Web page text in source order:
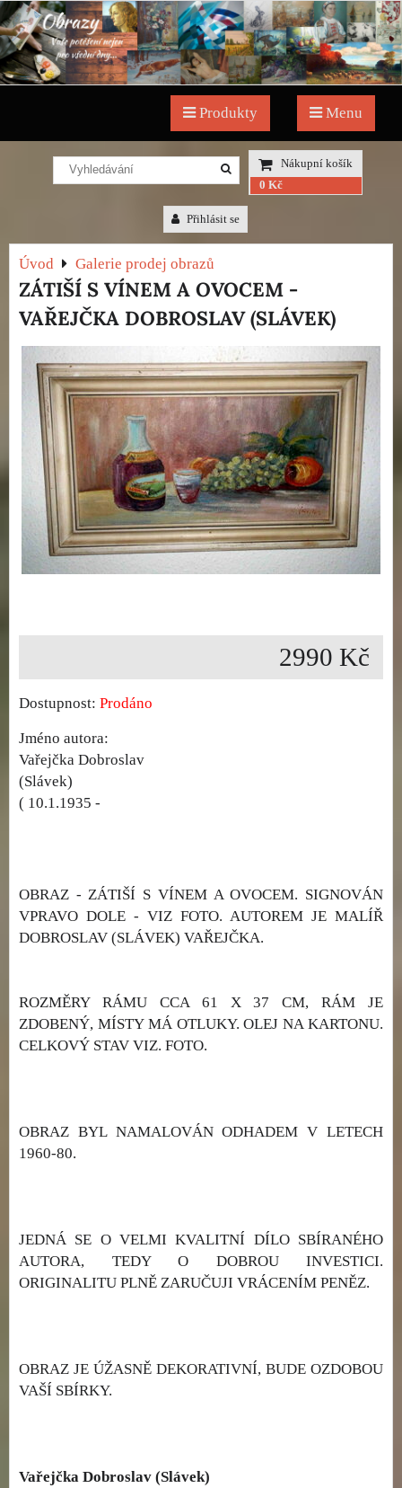
Produkty Menu
Nákupní košík
0 Kč
Přihlásit se
Úvod Galerie prodej obrazů
ZÁTIŠÍ S VÍNEM A OVOCEM -
VAŘEJČKA DOBROSLAV (SLÁVEK)
2990 Kč
Dostupnost: Prodáno
Jméno autora:
Vařejčka Dobroslav
(Slávek)
( 10.1.1935 -
OBRAZ - ZÁTIŠÍ S VÍNEM A OVOCEM. SIGNOVÁN
VPRAVO DOLE - VIZ FOTO. AUTOREM JE MALÍŘ
DOBROSLAV (SLÁVEK) VAŘEJČKA.
ROZMĚRY RÁMU CCA 61 X 37 CM, RÁM JE
ZDOBENÝ, MÍSTY MÁ OTLUKY. OLEJ NA KARTONU.
CELKOVÝ STAV VIZ. FOTO.
OBRAZ BYL NAMALOVÁN ODHADEM V LETECH
1960-80.
JEDNÁ SE O VELMI KVALITNÍ DÍLO SBÍRANÉHO
AUTORA, TEDY O DOBROU INVESTICI.
ORIGINALITU PLNĚ ZARUČUJI VRÁCENÍM PENĚZ.
OBRAZ JE ÚŽASNĚ DEKORATIVNÍ, BUDE OZDOBOU
VAŠÍ SBÍRKY.
Vařejčka Dobroslav (Slávek)